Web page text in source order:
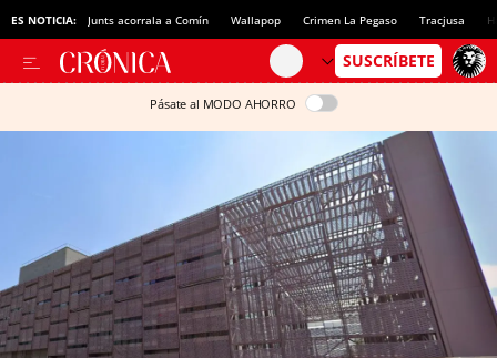
ES NOTICIA: Junts acorrala a Comín Wallapop Crimen La Pegaso Tracjusa
Pásate al MODO AHORRO